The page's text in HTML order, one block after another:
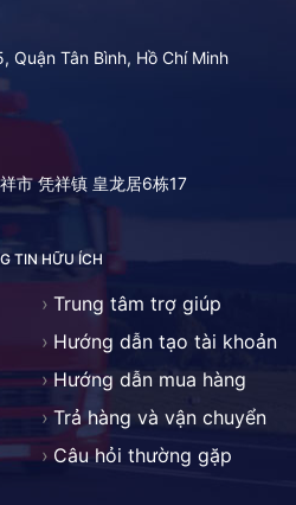
Quận Tân Bình, Hồ Chí Minh
市 凭祥镇 皇龙居6栋17
TIN HỮU ÍCH
Trung tâm trợ giúp
Hướng dẫn tạo tài khoản
Hướng dẫn mua hàng
Trả hàng và vận chuyển
Câu hỏi thường gặp